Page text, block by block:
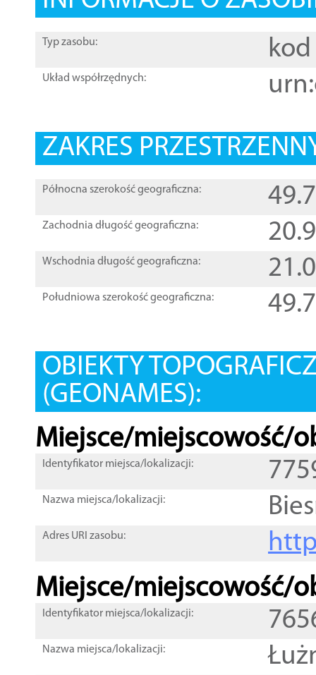
Typ zasobu: kod
Układ współrzędnych:
ZAKRES
Północna szerokość geograficzna:
Zachodnia długość geograficzna:
Wschodnia długość geograficzna:
Południowa szerokość geograficzna:
OBIEKTY
(GEONAMES):
Miejsce/miejscowość/
Identyfikator miejsca/lokalizacji:
Nazwa miejsca/lokalizacji:
Adres URI zasobu:
Miejsce/miejscowość/
Identyfikator miejsca/lokalizacji:
Nazwa miejsca/lokalizacji: